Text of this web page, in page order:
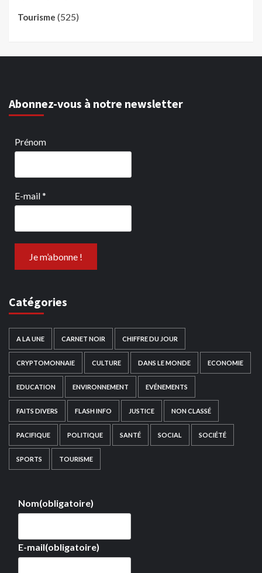
Tourisme (525)
Abonnez-vous à notre newsletter
Prénom
E-mail*
Catégories
A LA UNE CARNET NOIR CHIFFRE DU JOUR
CRYPTOMONNAIE CULTURE DANS LE MONDE ECONOMIE
EDUCATION ENVIRONNEMENT EVÉNEMENTS
FAITS DIVERS FLASH INFO JUSTICE NON CLASSÉ
PACIFIQUE POLITIQUE SANTÉ SOCIAL SOCIÉTÉ
SPORTS TOURISME
Nom(obligatoire)
E-mail(obligatoire)